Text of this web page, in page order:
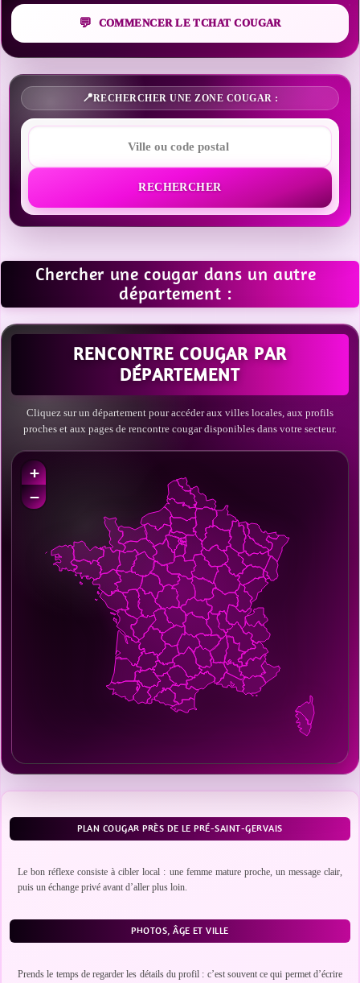
COMMENCER LE TCHAT COUGAR
RECHERCHER UNE ZONE COUGAR :
RECHERCHER
Chercher une cougar dans un autre
département :
RENCONTRE COUGAR PAR
DÉPARTEMENT
Cliquez sur un département pour accéder aux villes locales, aux profils
proches et aux pages de rencontre cougar disponibles dans votre secteur.
+
−
PLAN COUGAR PRÈS DE LE PRÉ-SAINT-GERVAIS
Le bon réflexe consiste à cibler local : une femme mature proche, un message clair,
puis un échange privé avant d’aller plus loin.
PHOTOS, ÂGE ET VILLE
Prends le temps de regarder les détails du profil : c’est souvent ce qui permet d’écrire